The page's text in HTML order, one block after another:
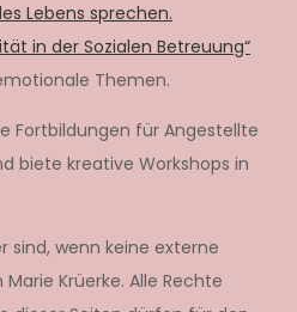
Lebens sprechen.
in der Sozialen Betreuung“
Themen.
Fortbildungen für Angestellte
biete kreative Workshops in
sind, wenn keine externe
Krüerke. Alle Rechte